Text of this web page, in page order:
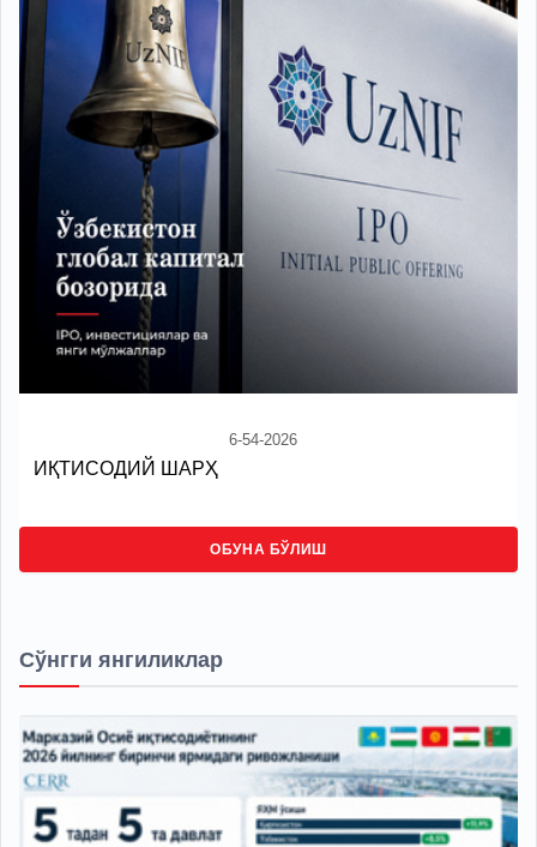
6-54-2026
ИҚТИСОДИЙ ШАРҲ
ОБУНА БЎЛИШ
Сўнгги янгиликлар